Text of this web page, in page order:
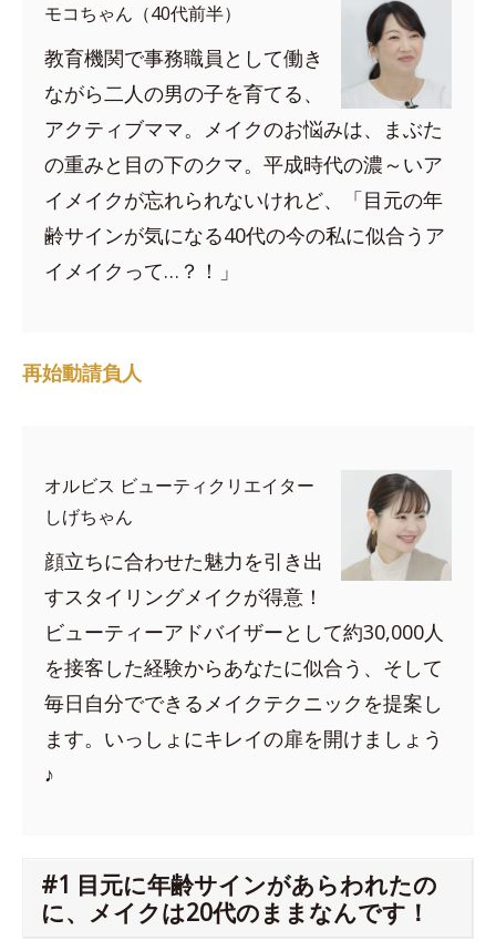
モコちゃん（40代前半）
教育機関で事務職員として働き
ながら二人の男の子を育てる、
アクティブママ。メイクのお悩みは、まぶた
の重みと目の下のクマ。平成時代の濃～いア
イメイクが忘れられないけれど、「目元の年
齢サインが気になる40代の今の私に似合うア
イメイクって…？！」
再始動請負人
オルビス ビューティクリエイター
しげちゃん
顔立ちに合わせた魅力を引き出
すスタイリングメイクが得意！
ビューティーアドバイザーとして約30,000人
を接客した経験からあなたに似合う、そして
毎日自分でできるメイクテクニックを提案し
ます。いっしょにキレイの扉を開けましょう
♪
#1 目元に年齢サインがあらわれたの
に、メイクは20代のままなんです！